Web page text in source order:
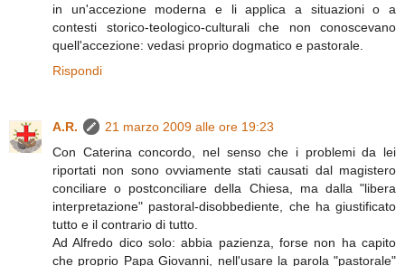
in un'accezione moderna e li applica a situazioni o a
contesti storico-teologico-culturali che non conoscevano
quell'accezione: vedasi proprio dogmatico e pastorale.
Rispondi
A.R.
21 marzo 2009 alle ore 19:23
Con Caterina concordo, nel senso che i problemi da lei
riportati non sono ovviamente stati causati dal magistero
conciliare o postconciliare della Chiesa, ma dalla "libera
interpretazione" pastoral-disobbediente, che ha giustificato
tutto e il contrario di tutto.
Ad Alfredo dico solo: abbia pazienza, forse non ha capito
che proprio Papa Giovanni, nell'usare la parola "pastorale"